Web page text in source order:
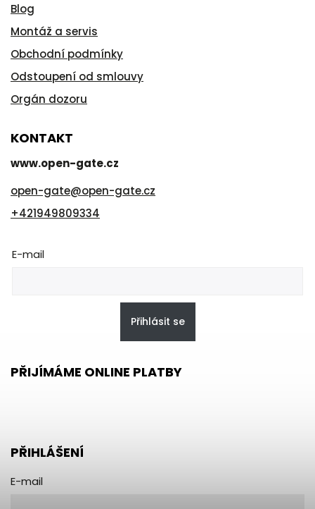
Blog
Montáž a servis
Obchodní podmínky
Odstoupení od smlouvy
Orgán dozoru
KONTAKT
www.open-gate.cz
open-gate@open-gate.cz
+421949809334
E-mail
Přihlásit se
PŘIJÍMÁME ONLINE PLATBY
PŘIHLÁŠENÍ
E-mail